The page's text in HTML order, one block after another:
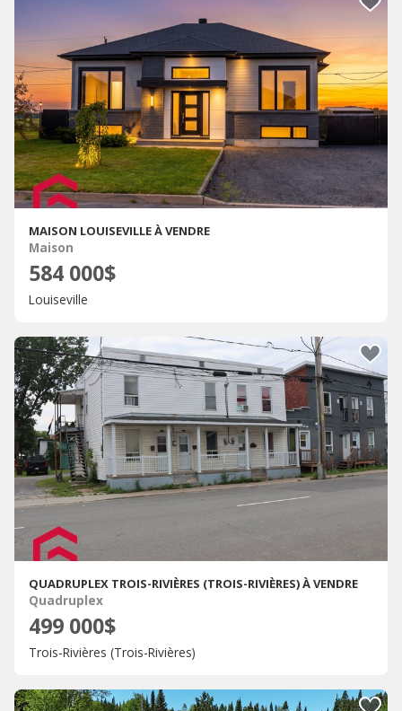
MAISON LOUISEVILLE À VENDRE
Maison
584 000$
Louiseville
QUADRUPLEX TROIS-RIVIÈRES (TROIS-RIVIÈRES) À VENDRE
Quadruplex
499 000$
Trois-Rivières (Trois-Rivières)